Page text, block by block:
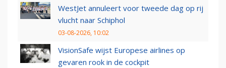
WestJet annuleert voor tweede dag op rij
vlucht naar Schiphol
03-08-2026, 10:02
VisionSafe wijst Europese airlines op
gevaren rook in de cockpit